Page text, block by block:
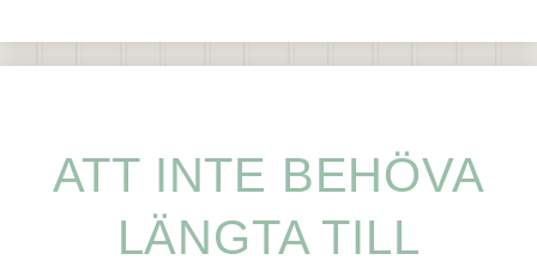
ATT INTE BEHÖVA
LÄNGTA TILL